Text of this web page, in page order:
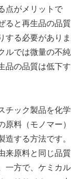
点がメリットで
ると再生品の品質
する必要がありま
ルでは微量の不純
品の品質は低下す
チック製品を化学
料（モノマー）
する方法です。
来原料と同じ品質
一方で、ケミカル